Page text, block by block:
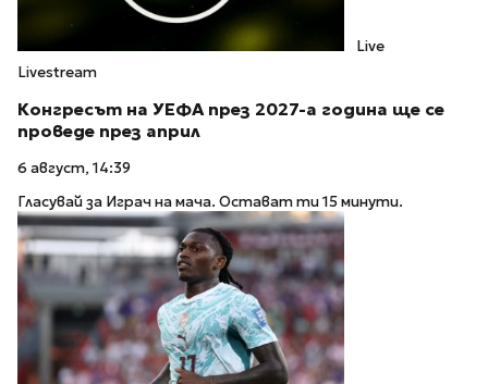
Live
Livestream
Конгресът на УЕФА през 2027-а година ще се
проведе през април
6 август, 14:39
Гласувай за Играч на мача. Остават ти 15 минути.